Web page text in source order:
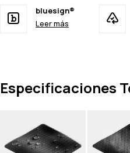
bluesign®
Leer más
Especificaciones